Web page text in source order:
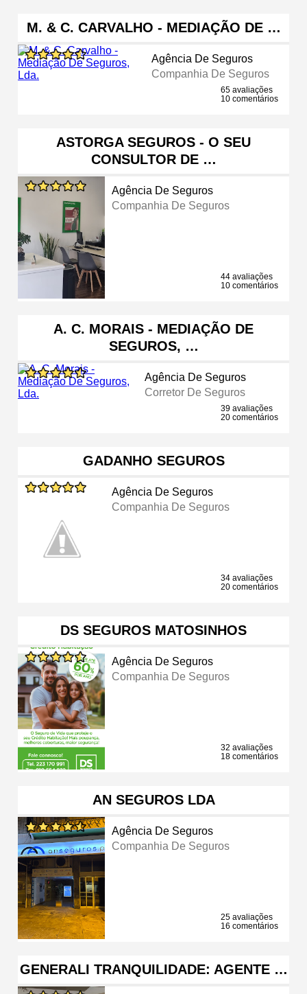
M. & C. CARVALHO - MEDIAÇÃO DE …
Agência De Seguros
Companhia De Seguros
65 avaliações
10 comentários
ASTORGA SEGUROS - O SEU
CONSULTOR DE …
Agência De Seguros
Companhia De Seguros
44 avaliações
10 comentários
A. C. MORAIS - MEDIAÇÃO DE
SEGUROS, …
Agência De Seguros
Corretor De Seguros
39 avaliações
20 comentários
GADANHO SEGUROS
Agência De Seguros
Companhia De Seguros
34 avaliações
20 comentários
DS SEGUROS MATOSINHOS
Agência De Seguros
Companhia De Seguros
32 avaliações
18 comentários
AN SEGUROS LDA
Agência De Seguros
Companhia De Seguros
25 avaliações
16 comentários
GENERALI TRANQUILIDADE: AGENTE …